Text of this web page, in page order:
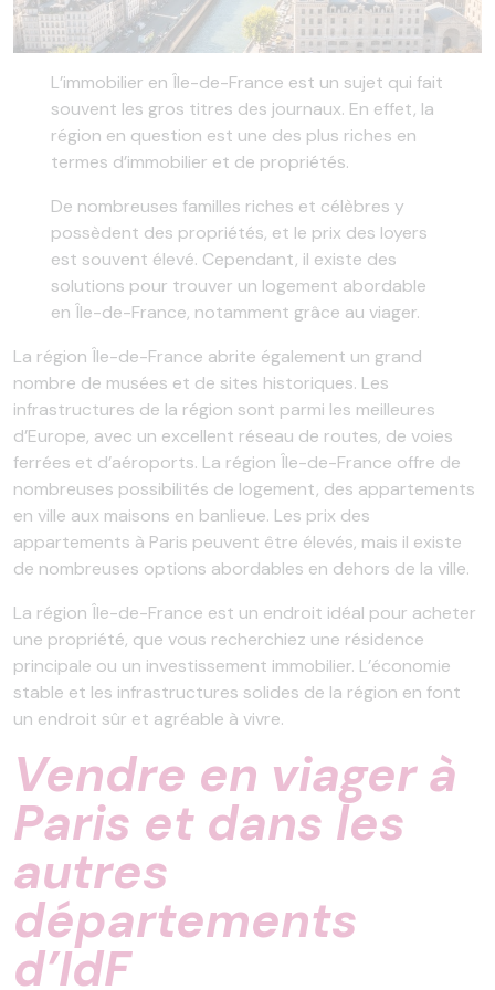
L’immobilier en Île-de-France est un sujet qui fait
souvent les gros titres des journaux. En effet, la
région en question est une des plus riches en
termes d’immobilier et de propriétés.
De nombreuses familles riches et célèbres y
possèdent des propriétés, et le prix des loyers
est souvent élevé. Cependant, il existe des
solutions pour trouver un logement abordable
en Île-de-France, notamment grâce au viager.
La région Île-de-France abrite également un grand
nombre de musées et de sites historiques. Les
infrastructures de la région sont parmi les meilleures
d’Europe, avec un excellent réseau de routes, de voies
ferrées et d’aéroports. La région Île-de-France offre de
nombreuses possibilités de logement, des appartements
en ville aux maisons en banlieue. Les prix des
appartements à Paris peuvent être élevés, mais il existe
de nombreuses options abordables en dehors de la ville.
La région Île-de-France est un endroit idéal pour acheter
une propriété, que vous recherchiez une résidence
principale ou un investissement immobilier. L’économie
stable et les infrastructures solides de la région en font
un endroit sûr et agréable à vivre.
Vendre en viager à
Paris et dans les
autres
départements
d’IdF